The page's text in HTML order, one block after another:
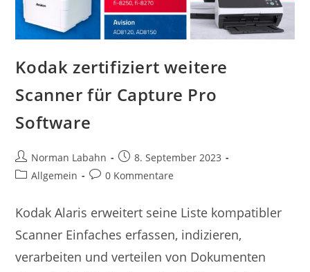
Kodak zertifiziert weitere
Scanner für Capture Pro
Software
Norman Labahn
8. September 2023
Allgemein
0 Kommentare
Kodak Alaris erweitert seine Liste kompatibler
Scanner Einfaches erfassen, indizieren,
verarbeiten und verteilen von Dokumenten